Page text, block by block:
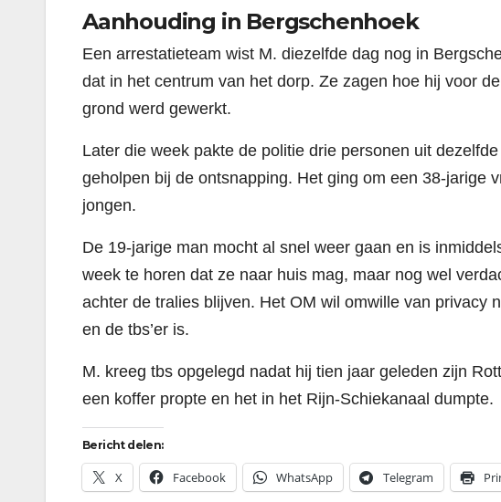
Aanhouding in Bergschenhoek
Een arrestatieteam wist M. diezelfde dag nog in
dat in het centrum van het dorp. Ze zagen hoe hij voor
grond werd gewerkt.
Later die week pakte de politie drie personen uit
geholpen bij de ontsnapping. Het ging om een 38-jarige
jongen.
De 19-jarige man mocht al snel weer gaan en is
week te horen dat ze naar huis mag, maar nog wel
achter de tralies blijven. Het OM wil omwille van privacy
en de tbs’er is.
M. kreeg tbs opgelegd nadat hij tien jaar geleden zijn
een koffer propte en het in het Rijn-Schiekanaal dumpte.
Bericht delen:
X Facebook WhatsApp Telegram